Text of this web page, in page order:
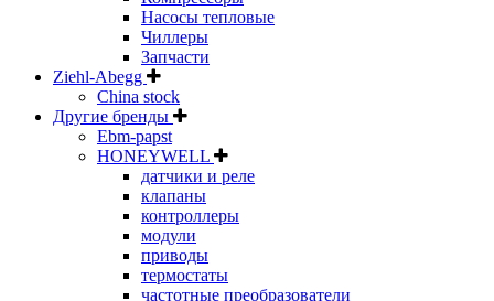
Насосы тепловые
Чиллеры
Запчасти
Ziehl-Abegg
China stock
Другие бренды
Ebm-papst
HONEYWELL
датчики и реле
клапаны
контроллеры
модули
приводы
термостаты
частотные преобразователи